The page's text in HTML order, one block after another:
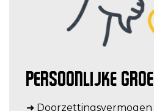
PERSOONLIJKE GROEI
➜ Doorzettingsvermogen